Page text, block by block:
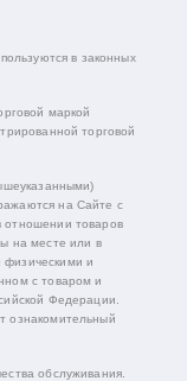
в законных
маркой
торговой
на Сайте с
отношении товаров
на месте или в
физическими и
с товаром и
Федерации.
ознакомительный
обслуживания.